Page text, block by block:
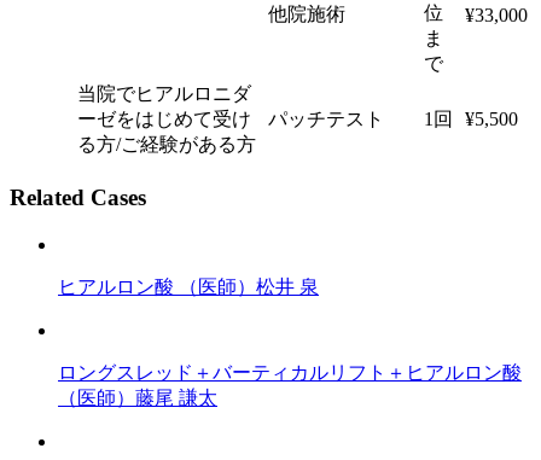
他院施術
位
ま
で
¥33,000
当院でヒアルロニダ
ーゼをはじめて受け
る方/ご経験がある方
パッチテスト 1回 ¥5,500
Related Cases
ヒアルロン酸 （医師）松井 泉
ロングスレッド＋バーティカルリフト＋ヒアルロン酸
（医師）藤尾 謙太